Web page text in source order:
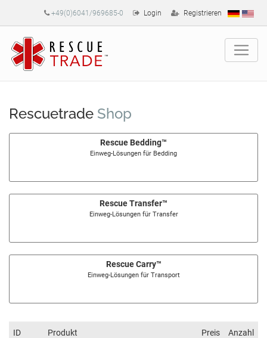
+49(0)6041/969685-0 Login Registrieren
Rescuetrade Shop
Rescue Bedding™
Einweg-Lösungen für Bedding
Rescue Transfer™
Einweg-Lösungen für Transfer
Rescue Carry™
Einweg-Lösungen für Transport
ID Produkt Preis Anzahl